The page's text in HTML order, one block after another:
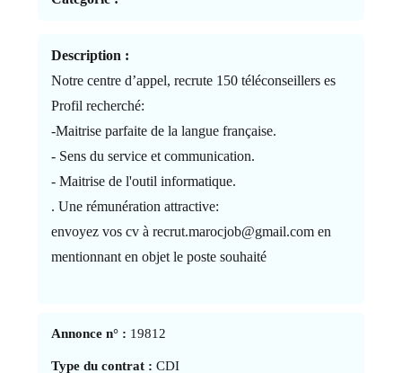
Description :
Notre centre d’appel, recrute 150 téléconseillers es
Profil recherché:
-Maitrise parfaite de la langue française.
- Sens du service et communication.
- Maitrise de l'outil informatique.
. Une rémunération attractive:
envoyez vos cv à recrut.marocjob@gmail.com en
mentionnant en objet le poste souhaité
Annonce n° : 19812
Type du contrat : CDI